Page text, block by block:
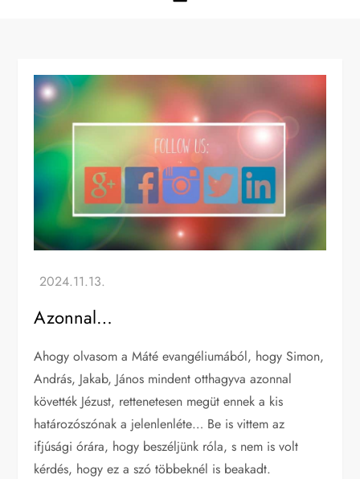
Azonnal…
Ahogy olvasom a Máté evangéliumából, hogy Simon,
András, Jakab, János mindent otthagyva azonnal
követték Jézust, rettenetesen megüt ennek a kis
határozószónak a jelenlenléte… Be is vittem az
ifjúsági órára, hogy beszéljünk róla, s nem is volt
kérdés, hogy ez a szó többeknél is beakadt.